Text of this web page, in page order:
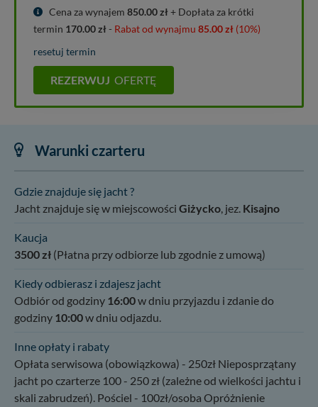
Cena za wynajem 850.00zł + Dopłata za krótki
termin 170.00zł - Rabat od wynajmu 85.00zł (10%)
resetuj termin
REZERWUJ OFERTĘ
Warunki czarteru
Gdzie znajduje się jacht ?
Jacht znajduje się w miejscowości Giżycko, jez. Kisajno
Kaucja
3500 zł (Płatna przy odbiorze lub zgodnie z umową)
Kiedy odbierasz i zdajesz jacht
Odbiór od godziny 16:00w dniu przyjazdu i zdanie do
godziny 10:00w dniu odjazdu.
Inne opłaty i rabaty
Opłata serwisowa (obowiązkowa) - 250zł Nieposprzątany
jacht po czarterze 100 - 250 zł (zależne od wielkości jachtu i
skali zabrudzeń). Pościel - 100zł/osoba Opróżnienie